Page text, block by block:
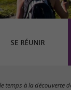
SE RÉUNIR
temps à la découverte